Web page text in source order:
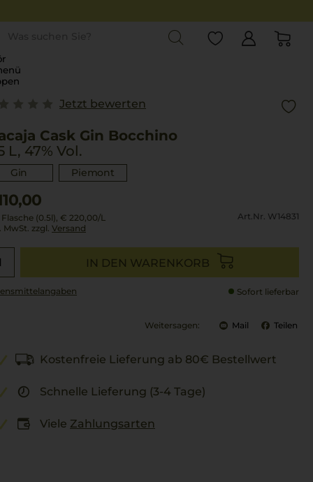
Jetzt bewerten
Cask Gin Bocchino
L, 47% Vol.
Gin Piemont
(0.5l), € 220,00/L
MwSt. zzgl. Versand
Art.Nr. W14831
IN DEN WARENKORB
Sofort lieferbar
Weitersagen: Mail Teilen
Kostenfreie Lieferung ab 80€ Bestellwert
Schnelle Lieferung (3-4 Tage)
Viele Zahlungsarten